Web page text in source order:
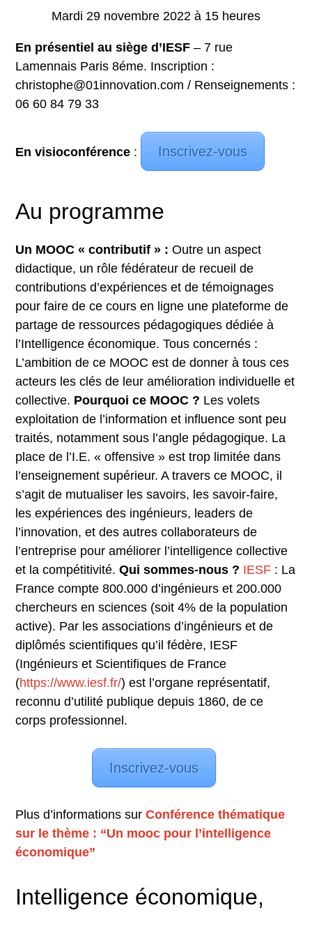
Mardi 29 novembre 2022 à 15 heures
En présentiel au siège d’IESF – 7 rue
Lamennais Paris 8éme. Inscription :
christophe@01innovation.com / Renseignements :
06 60 84 79 33
En visioconférence : Inscrivez-vous
Au programme
Un MOOC « contributif » : Outre un aspect
didactique, un rôle fédérateur de recueil de
contributions d’expériences et de témoignages
pour faire de ce cours en ligne une plateforme de
partage de ressources pédagogiques dédiée à
l’Intelligence économique. Tous concernés :
L’ambition de ce MOOC est de donner à tous ces
acteurs les clés de leur amélioration individuelle et
collective. Pourquoi ce MOOC ? Les volets
exploitation de l’information et influence sont peu
traités, notamment sous l’angle pédagogique. La
place de l’I.E. « offensive » est trop limitée dans
l’enseignement supérieur. A travers ce MOOC, il
s’agit de mutualiser les savoirs, les savoir-faire,
les expériences des ingénieurs, leaders de
l’innovation, et des autres collaborateurs de
l’entreprise pour améliorer l’intelligence collective
et la compétitivité.Qui sommes-nous ? IESF : La
France compte 800.000 d’ingénieurs et 200.000
chercheurs en sciences (soit 4% de la population
active). Par les associations d’ingénieurs et de
diplômés scientifiques qu’il fédère, IESF
(Ingénieurs et Scientifiques de France
(https://www.iesf.fr/) est l’organe représentatif,
reconnu d’utilité publique depuis 1860, de ce
corps professionnel.
Inscrivez-vous
Plus d’informations surConférence thématique
sur le thème : “Un mooc pour l’intelligence
économique”
Intelligence économique,